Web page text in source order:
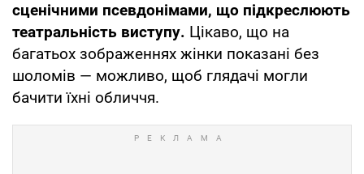
сценічними псевдонімами, що підкреслюють
театральність виступу. Цікаво, що на
багатьох зображеннях жінки показані без
шоломів — можливо, щоб глядачі могли
бачити їхні обличчя.